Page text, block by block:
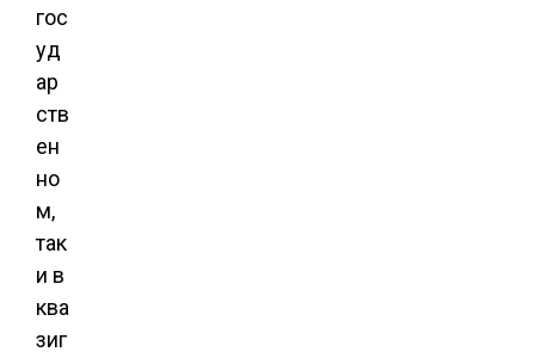
гос
уд
ар
ств
ен
но
м,
так
и в
ква
зиг